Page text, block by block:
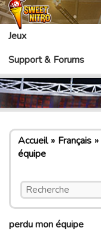
Jeux
Support & Forums
Accueil Français
équipe
perdu mon équipe